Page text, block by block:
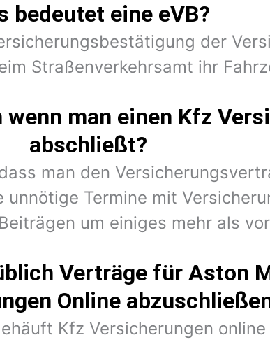
bedeutet eine eVB?
der
Straßenverkehrsamt ihr
man einen Kfz
abschließt?
man den
Termine mit
um einiges mehr als
Verträge für Aston
Online
Kfz Versicherungen